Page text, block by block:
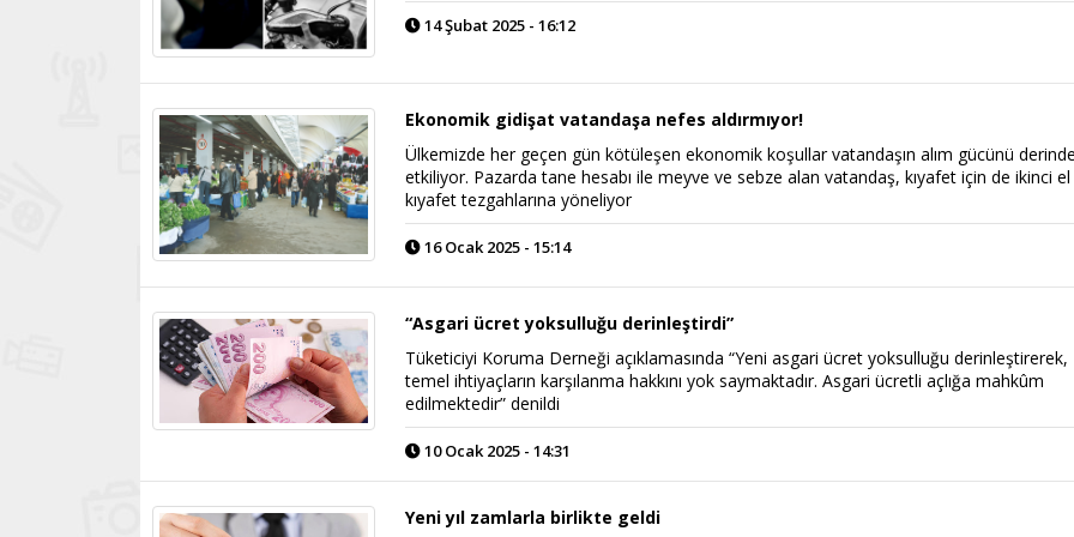
14 Şubat 2025 - 16:12
Ekonomik gidişat vatandaşa nefes aldırmıyor!
Ülkemizde her geçen gün kötüleşen ekonomik koşullar vatandaşın alım gücünü
etkiliyor. Pazarda tane hesabı ile meyve ve sebze alan vatandaş, kıyafet için de ikinci el
kıyafet tezgahlarına yöneliyor
16 Ocak 2025 - 15:14
“Asgari ücret yoksulluğu derinleştirdi”
Tüketiciyi Koruma Derneği açıklamasında “Yeni asgari ücret yoksulluğu derinleştirerek,
temel ihtiyaçların karşılanma hakkını yok saymaktadır. Asgari ücretli açlığa mahkûm
edilmektedir” denildi
10 Ocak 2025 - 14:31
Yeni yıl zamlarla birlikte geldi